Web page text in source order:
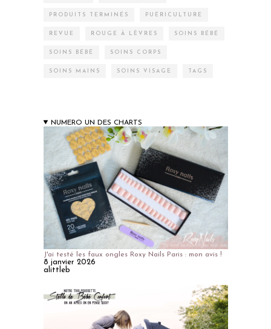
PRODUITS TERMINÉS PUÉRICULTURE
REVUE ROUGE À LÈVRES SOINS BÉBÉ
SOINS BÉBÉ SOINS CORPS
SOINS MAINS SOINS VISAGE TAGS
NUMERO UN DES CHARTS
J'ai testé les faux ongles Roxy Nails Paris : mon avis !
8 janvier 2026
alittleb